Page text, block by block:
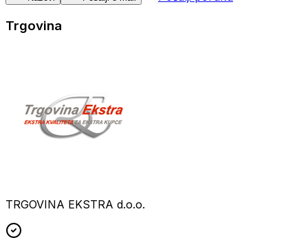
Trgovina
TRGOVINA EKSTRA d.o.o.